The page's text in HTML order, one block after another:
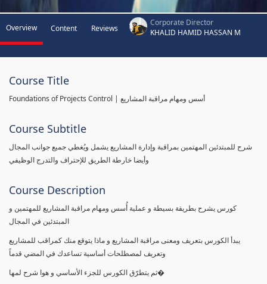
Overview Content Reviews
Corporate Director
KHALID HAMID HASSAN M
Course Title
Foundations of Projects Control | أسس ومهام مراقبة المشاريع
Course Subtitle
شرح للمبتدئين المهتمين بمراقبة وإدارة المشاريع يشمل ويُغطي جميع جوانب المجال
وأيضا خارطة الطريق للإحتراف والتدرج الوظيفي
Course Description
كورس يشرح بطريقة بسيطة و عملية أُسس ومهام مراقبة المشاريع للمهتمين و
المبتدئين في المجال
يبدأ الكورس بتعريف ومعنى مراقبة المشاريع و ماذا يتوقع منك كمراقب للمشاريع
وتعريف لمصطلحات أساسية تساعدك في المضي قدماً
ثم يتطرّق الكورس للجزء الأساسي و هوا شرح لمها�